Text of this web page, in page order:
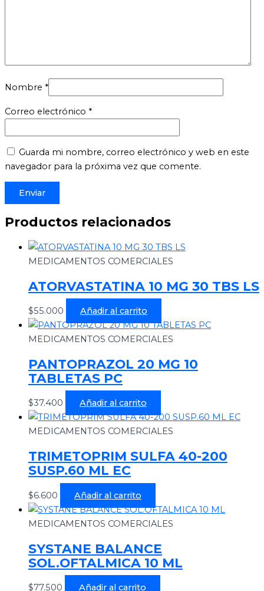
Nombre *
Correo electrónico *
Guarda mi nombre, correo electrónico y web en este
navegador para la próxima vez que comente.
Productos relacionados
MEDICAMENTOS COMERCIALES
ATORVASTATINA 10 MG 30 TBS LS
$55.000 Añadir al carrito
MEDICAMENTOS COMERCIALES
PANTOPRAZOL 20 MG 10
TABLETAS PC
$37.400 Añadir al carrito
MEDICAMENTOS COMERCIALES
TRIMETOPRIM SULFA 40-200
SUSP.60 ML EC
$6.600 Añadir al carrito
MEDICAMENTOS COMERCIALES
SYSTANE BALANCE
SOL.OFTALMICA 10 ML
$77.500 Añadir al carrito